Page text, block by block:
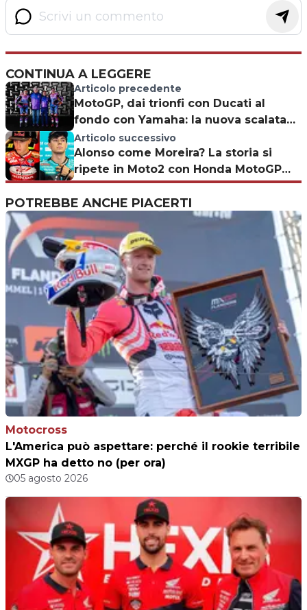
CONTINUA A LEGGERE
Articolo precedente
MotoGP, dai trionfi con Ducati al
fondo con Yamaha: la nuova scalata
del team Pramac
Articolo successivo
Alonso come Moreira? La storia si
ripete in Moto2 con Honda MotoGP
sullo sfondo
POTREBBE ANCHE PIACERTI
Motocross
L'America può aspettare: perché il rookie terribile
MXGP ha detto no (per ora)
05 agosto 2026